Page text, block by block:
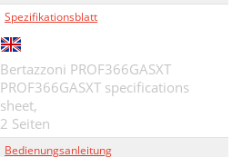
Spezifikationsblatt
Bertazzoni PROF366GASXT
PROF366GASXT specifications
sheet,
2 Seiten
Bedienungsanleitung